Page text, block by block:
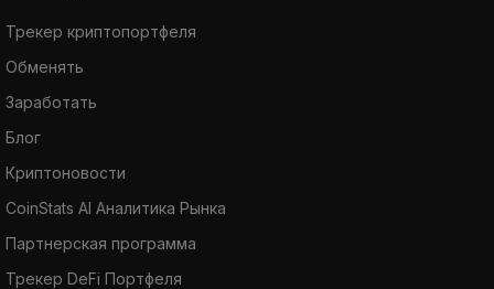
Трекер криптопортфеля
Обменять
Заработать
Блог
Криптоновости
CoinStats AI Аналитика Рынка
Партнерская программа
Трекер DeFi Портфеля